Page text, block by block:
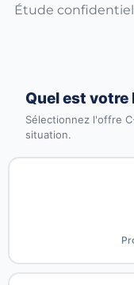
Étude
Quel est votre
Sélectionnez l'offre
situation.